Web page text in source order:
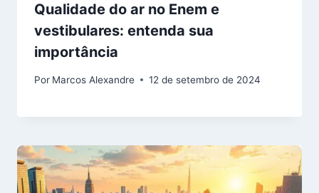
Qualidade do ar no Enem e
vestibulares: entenda sua
importância
Por Marcos Alexandre 12 de setembro de 2024